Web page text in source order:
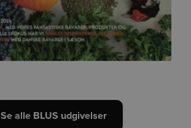
Se alle BLUS udgivelser